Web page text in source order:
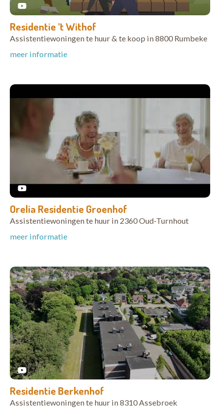
Residentie ’t Withof
Assistentiewoningen te huur & te koop in 8800 Rumbeke
meer informatie
Orelia Residentie Groenhof
Assistentiewoningen te huur in 2360 Oud-Turnhout
meer informatie
Residentie Berkenhof
Assistentiewoningen te huur in 8310 Assebroek